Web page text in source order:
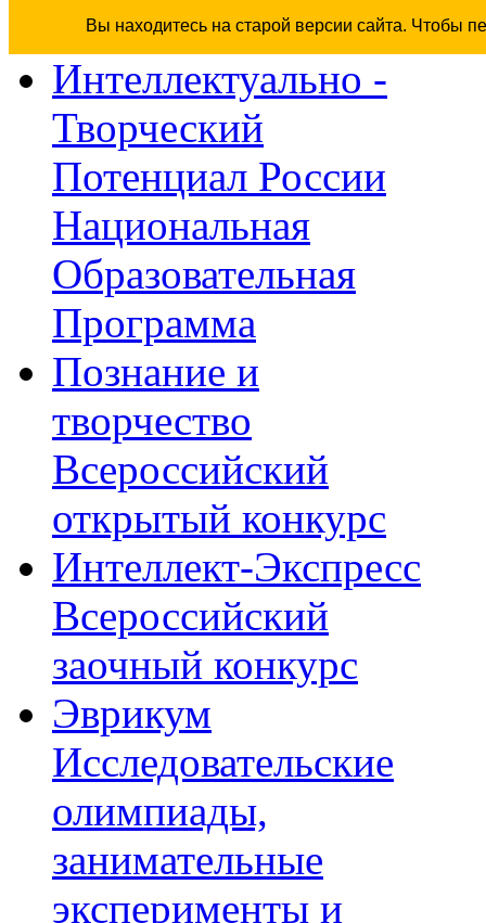
Вы находитесь на старой версии сайта. Чтобы
Интеллектуально -
Творческий
Потенциал России
Национальная
Образовательная
Программа
Познание и
творчество
Всероссийский
открытый конкурс
Интеллект-Экспресс
Всероссийский
заочный конкурс
Эврикум
Исследовательские
олимпиады,
занимательные
эксперименты и